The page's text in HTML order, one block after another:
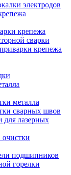
электродов
крепежа
сварки
крепежа
металла
сварных швов
для лазерных
подшипников
горелки